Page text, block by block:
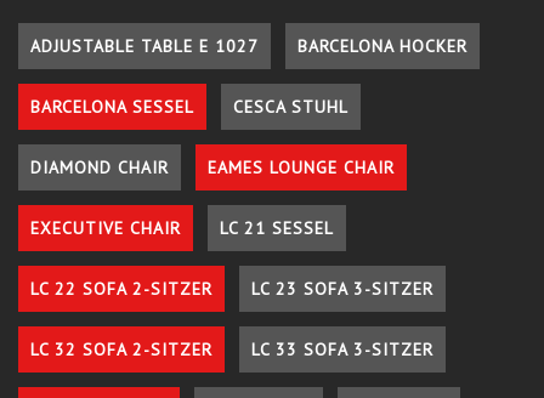
ADJUSTABLE TABLE E 1027 BARCELONA HOCKER
BARCELONA SESSEL CESCA STUHL
DIAMOND CHAIR EAMES LOUNGE CHAIR
EXECUTIVE CHAIR LC 21 SESSEL
LC 22 SOFA 2-SITZER LC 23 SOFA 3-SITZER
LC 32 SOFA 2-SITZER LC 33 SOFA 3-SITZER